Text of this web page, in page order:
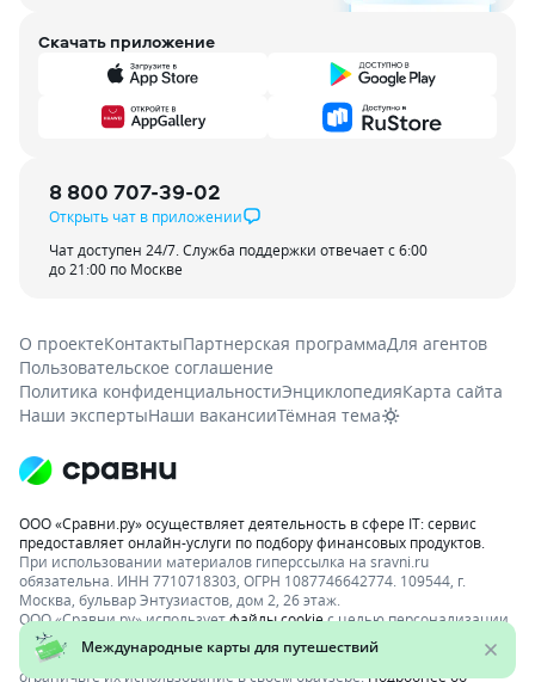
Скачать приложение
8 800 707-39-02
Открыть чат в приложении
Чат доступен 24/7. Служба поддержки отвечает с 6:00
до 21:00 по Москве
О проектеКонтактыПартнерская программаДля агентов
Пользовательское соглашение
Политика конфиденциальностиЭнциклопедияКарта сайта
Наши экспертыНаши вакансииТёмная тема
ООО «Сравни.ру» осуществляет деятельность в сфере IT: сервис
предоставляет онлайн-услуги по подбору финансовых продуктов.
При использовании материалов гиперссылка на sravni.ru
обязательна. ИНН 7710718303, ОГРН 1087746642774. 109544, г.
Москва, бульвар Энтузиастов, дом 2, 26 этаж.
ООО «Сравни.ру» используетфайлы cookieс целью персонализации
сервисов и повышения удобства пользования веб-сайтом. Если вы
не хотите, чтобы ваши пользовательские данные обрабатывались,
ограничьте их использование в своём браузере.Подробнее об